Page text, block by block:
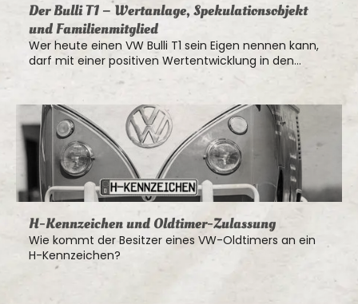
Der Bulli T1 – Wertanlage, Spekulationsobjekt
und Familienmitglied
Wer heute einen VW Bulli T1 sein Eigen nennen kann,
darf mit einer positiven Wertentwicklung in den
kommenden Jahren rechnen
H-Kennzeichen und Oldtimer-Zulassung
Wie kommt der Besitzer eines VW-Oldtimers an ein
H-Kennzeichen?